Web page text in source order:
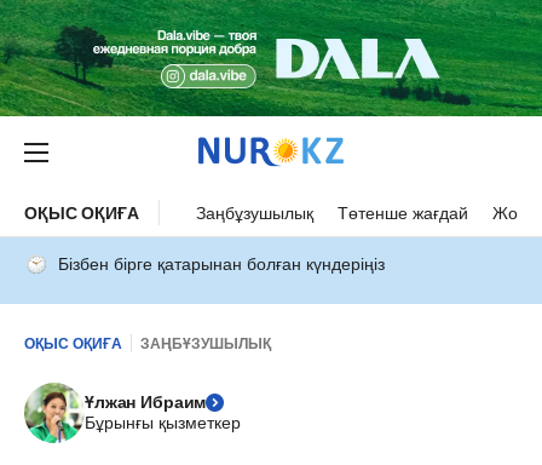
ОҚЫС ОҚИҒА Заңбұзушылық Төтенше жағдай Жол
Бізбен бірге қатарынан болған күндеріңіз
ОҚЫС ОҚИҒА ЗАҢБҰЗУШЫЛЫҚ
Ұлжан Ибраим
Бұрынғы қызметкер